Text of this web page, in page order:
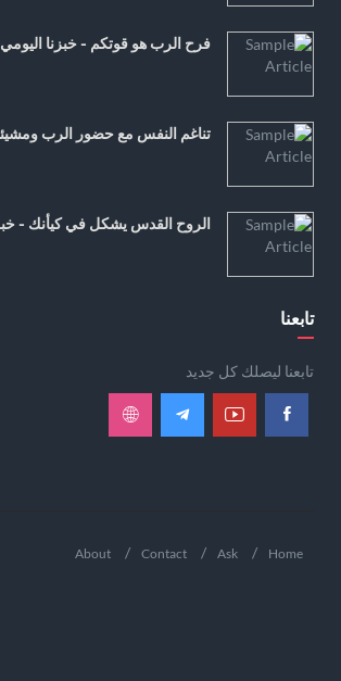
فرح الرب هو قوتكم - خبزنا اليومي
تناغم النفس مع حضور الرب
الروح القدس يشكل في كيأنك -
تابعنا
تابعنا ليصلك كل جديد
Home
Ask
Contact
About